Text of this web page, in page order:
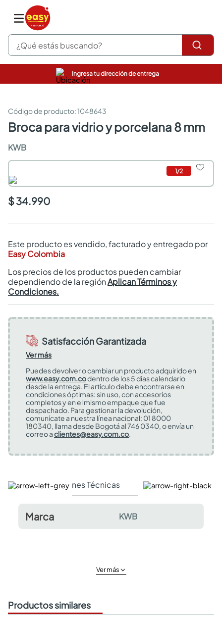
¿Qué estás buscando?
Ingresa tu dirección de entrega
:1048643
broca para vidrio y porcelana 8 mm
KWB
1/2
$ 34.990
Este producto es vendido, facturado y entregado por
Easy Colombia
Los precios de los productos pueden cambiar
dependiendo de la regiónAplican Términos y
Condiciones.
Satisfacción Garantizada
Ver más
Puedes devolver o cambiar un producto adquirido en
www.easy.com.codentro de los 5 días calendario
desde la entrega. El artículo debe encontrarse en
condiciones óptimas: sin uso, con accesorios
completos y en el mismo empaque que fue
despachado. Para gestionar la devolución,
comunícate a nuestra línea nacional: 01 8000
180340, llama desde Bogotá al 746 0340, o envía un
correo aclientes@easy.com.co.
Especificaciones Técnicas Comentarios y
Marca KWB
Ver más
Productos similares
pinturas
sanitarios
comedor
pisos
armarios closet
comedores
neveras